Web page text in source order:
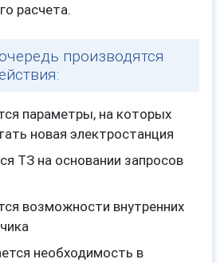
расчета.
производятся
параметры, на которых
новая электростанция
ТЗ на основании запросов
возможности внутренних
необходимость в